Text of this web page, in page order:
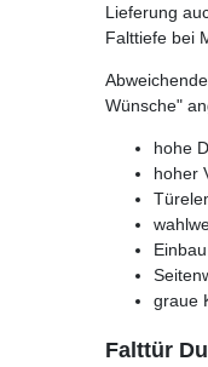
Lieferung
Falttiefe bei
Wünsche"
hohe
hoher
graue
Falttür